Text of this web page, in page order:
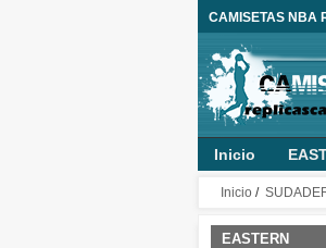
CAMISETAS NBA
Inicio
MUJER
Inicio /
EASTERN